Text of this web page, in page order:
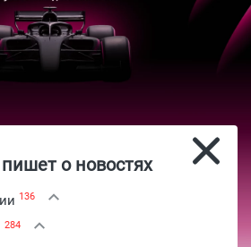
пишет о новостях
136
284